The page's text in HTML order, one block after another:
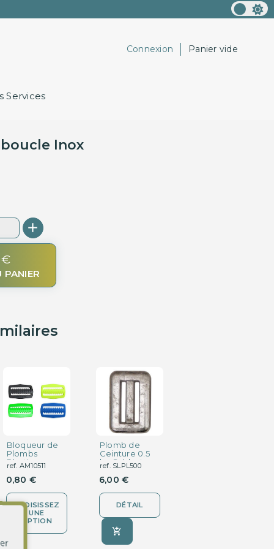
Connexion Panier vide
Services
Inox
€
PANIER
Bloqueur de
Plombs
Plastique
ref. AM10511
0,80 €
CHOISISSEZ
UNE
OPTION
Plomb de
Ceinture 0.5
kg Sublest
ref. SLPL500
6,00 €
DÉTAIL